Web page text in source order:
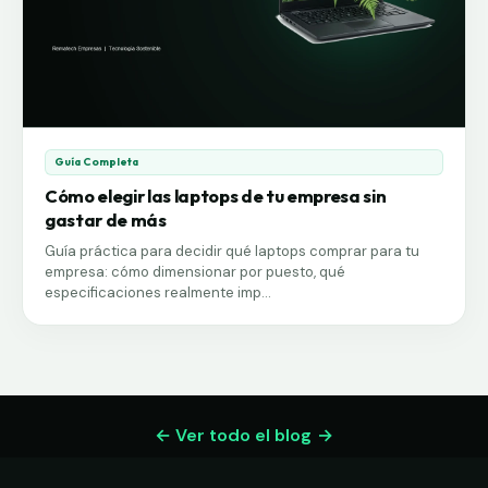
Guía Completa
Cómo elegir las laptops de tu empresa sin
gastar de más
Guía práctica para decidir qué laptops comprar para tu
empresa: cómo dimensionar por puesto, qué
especificaciones realmente imp...
← Ver todo el blog